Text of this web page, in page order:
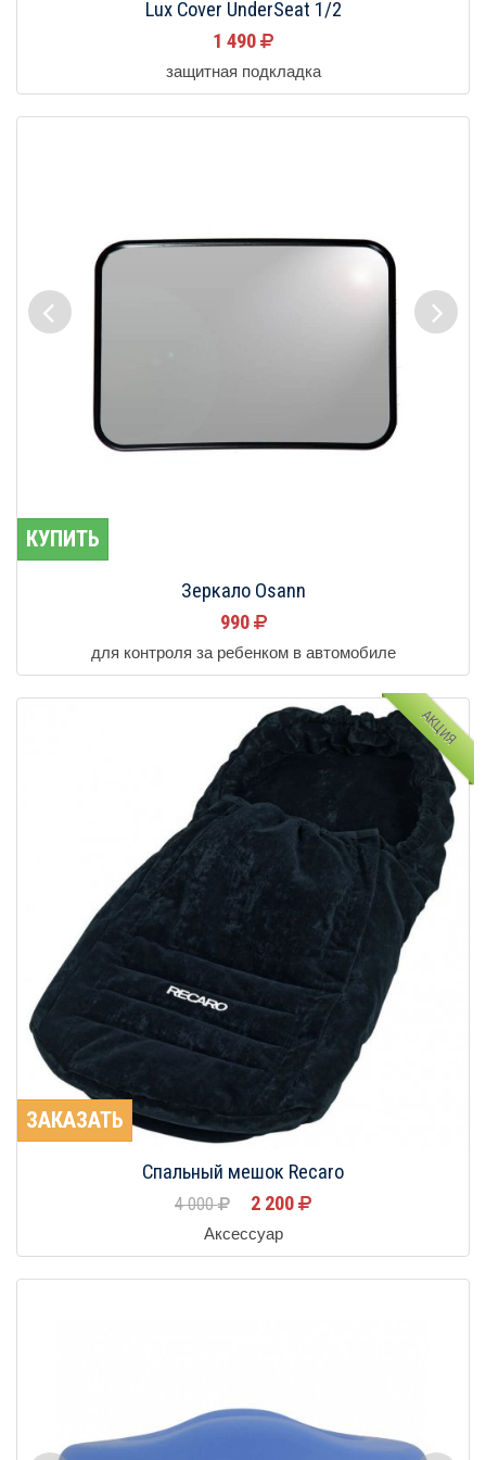
Lux Cover UnderSeat 1/2
1 490
защитная подкладка
КУПИТЬ
Зеркало Osann
990
для контроля за ребенком в автомобиле
АКЦИЯ
ЗАКАЗАТЬ
Спальный мешок Recaro
4 000 2 200
Аксессуар